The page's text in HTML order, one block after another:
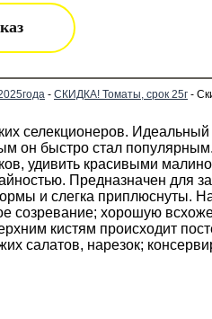
- СКИДКА! Томаты, срок 25г -
селекционеров.
он быстро стал
удивить красивыми
Предназначен
и слегка приплюснуты.
хорошую
кистям происходит
салатов, нарезок;